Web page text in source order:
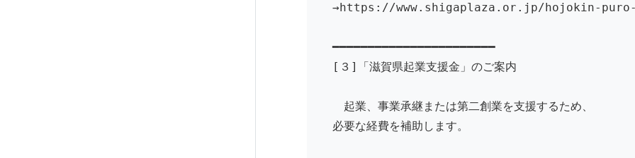
→https://www.shigaplaza.or.jp/hojokin-puro-
━━━━━━━━━━━━━━━━━━━━━━━
[３]「滋賀県起業支援金」のご案内
起業、事業承継または第二創業を支援するため、
必要な経費を補助します。